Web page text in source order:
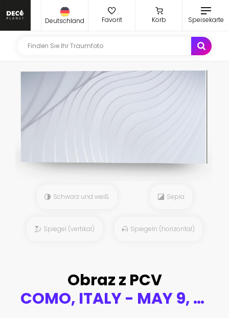
Deutschland Favorit Korb Speisekarte
Schwarz und weiß Sepia
Spiegel (vertikal) Spiegeln (horizontal)
Obraz z PCV
COMO, ITALY - MAY 9, 2015: The fresco of Last Supper in church Chiesa di San Andrea Apostolo (Brunate) of by Mario Albertella (1934).